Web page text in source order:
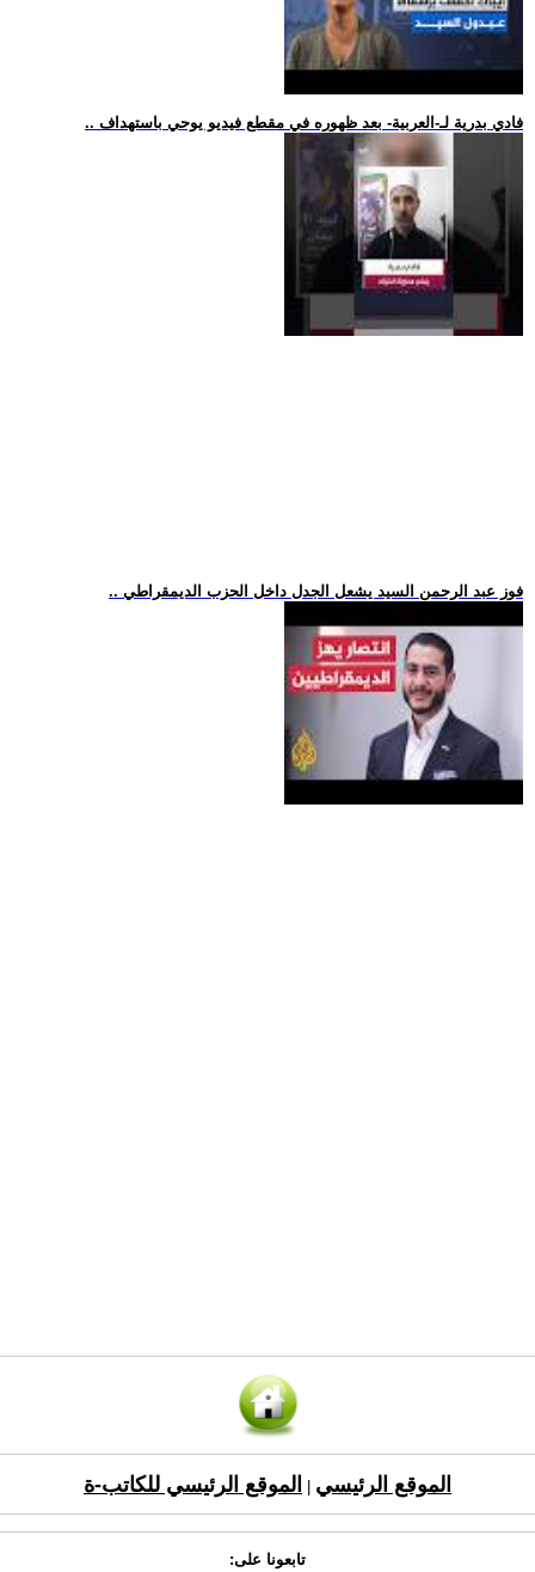
.. فادي بدرية لـ-العربية- بعد ظهوره في مقطع فيديو يوحي باستهداف
.. فوز عبد الرحمن السيد يشعل الجدل داخل الحزب الديمقراطي
الموقع الرئيسي الموقع الرئيسي للكاتب-ة
تابعونا على: